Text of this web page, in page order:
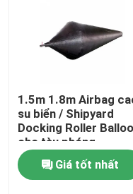
Túi nâng dưới nước
túi trọng lượng nước
Các túi nước thử tải
1.5m 1.8m Airbag
su biển / Shipyard
Docking Roller
cho tàu phóng
Giá tốt nhất